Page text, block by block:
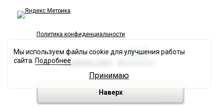
Политика конфиденциальности
Разработка сайта
Наверх
Мы используем файлы cookie для улучшения работы
сайта. Подробнее
Принимаю